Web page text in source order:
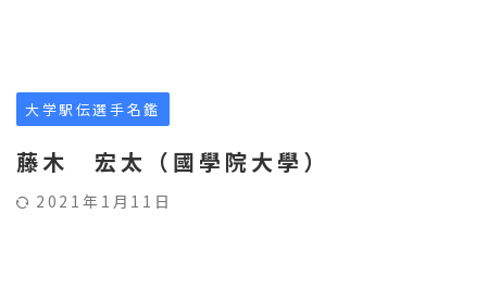
大学駅伝選手名鑑
藤木 宏太（國學院大學）
2021年1月11日